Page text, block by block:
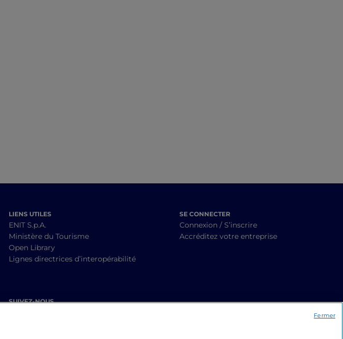
LIENS UTILES
ENIT S.p.A.
Ministère du Tourisme
Open Library
Lignes directrices d’interopérabilité
SUIVEZ-NOUS
SE CONNECTER
Connexion / S’inscrire
Accréditez votre entreprise
Fermer